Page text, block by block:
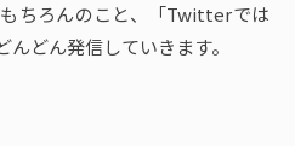
ちろんのこと、「Twitterでは
どん発信していきます。